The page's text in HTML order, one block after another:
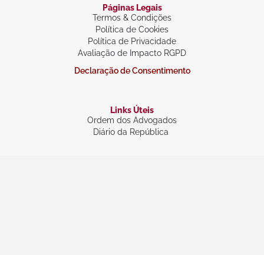
Páginas Legais
Termos & Condições
Política de Cookies
Política de Privacidade
Avaliação de Impacto RGPD
Declaração de Consentimento
Links Úteis
Ordem dos Advogados
Diário da República